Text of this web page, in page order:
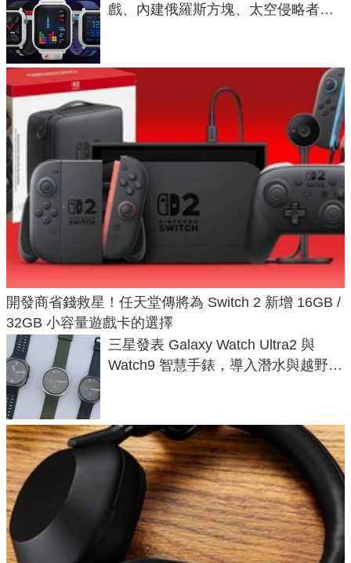
戲、內建俄羅斯方塊、太空侵略者，
開發商省錢救星！任天堂傳將為 Switch 2 新增 16GB /
32GB 小容量遊戲卡的選擇
三星發表 Galaxy Watch Ultra2 與
Watch9 智慧手錶，導入潛水與越野跑